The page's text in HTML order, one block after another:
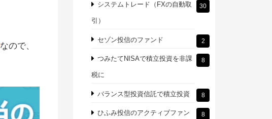
なので、
システムトレード（FXの自動取
引）
30
セゾン投信のファンド 2
つみたてNISAで積立投資を非課
税に
8
バランス型投資信託で積立投資 8
ひふみ投信のアクティブファン 8